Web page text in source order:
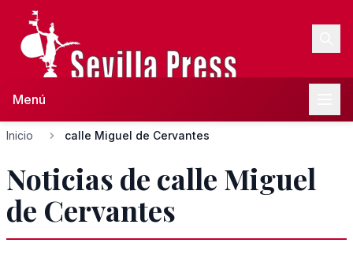
Menú
Inicio calle Miguel de Cervantes
Noticias de calle Miguel
de Cervantes